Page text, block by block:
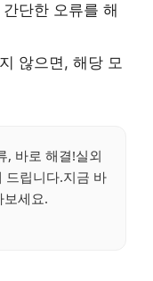
단한 오류를 해
않으면, 해당 모
, 바로 해결!실외
드립니다.지금 바
보세요.